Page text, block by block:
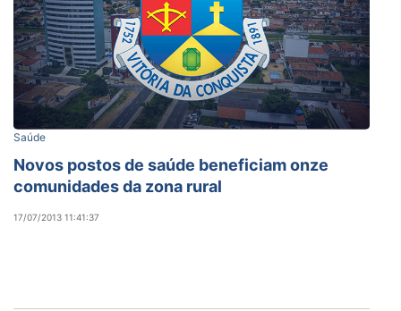
Saúde
Novos postos de saúde beneficiam onze
comunidades da zona rural
17/07/2013 11:41:37